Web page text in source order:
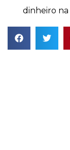
dinheiro